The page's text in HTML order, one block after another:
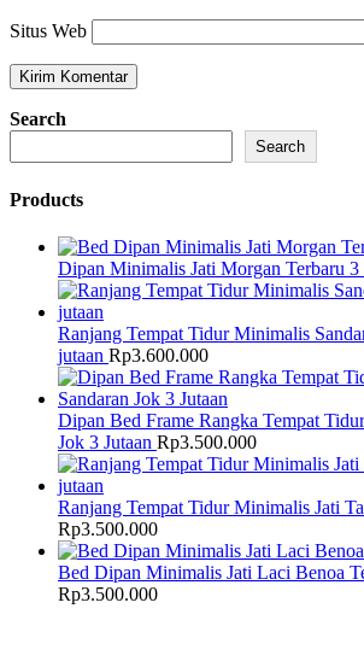
Situs Web
Search
Search
Products
Dipan Minimalis Jati Morgan Terbaru 3
Ranjang Tempat Tidur Minimalis
jutaan Rp3.600.000
Dipan Bed Frame Rangka Tempat
Jok 3 Jutaan Rp3.500.000
Ranjang Tempat Tidur Minimalis Jati
Rp3.500.000
Bed Dipan Minimalis Jati Laci Benoa
Rp3.500.000